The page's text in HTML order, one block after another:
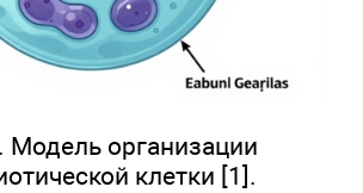
Модель организации
клетки [1].